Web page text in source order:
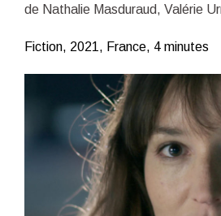
de Nathalie Masduraud, Valérie
Fiction, 2021, France, 4 minutes